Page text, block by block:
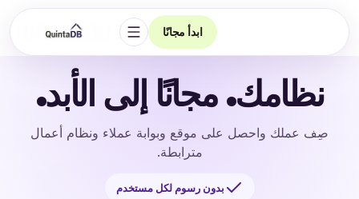
ابدأ مجانًا
فتح التنقل
نظامك. مجانًا إلى الأبد.
صِف عملك واحصل على موقع وبوابة عملاء ونظام أعمال
مترابطة.
بدون رسوم لكل مستخدم